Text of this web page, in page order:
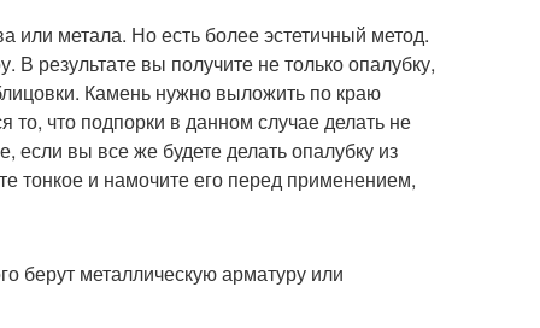
или метала. Но есть более эстетичный метод.
результате вы получите не только опалубку,
Камень нужно выложить по краю
что подпорки в данном случае делать не
если вы все же будете делать опалубку из
тонкое и намочите его перед применением,
берут металлическую арматуру или